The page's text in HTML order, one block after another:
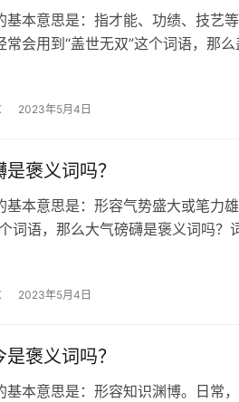
基本意思是：指才能、功绩、技艺
常会用到“盖世无双”这个词语，那
2023年5月4日
褒义词吗？
基本意思是：形容气势盛大或笔力
词语，那么大气磅礴是褒义词吗？
2023年5月4日
褒义词吗？
基本意思是：形容知识渊博。日常